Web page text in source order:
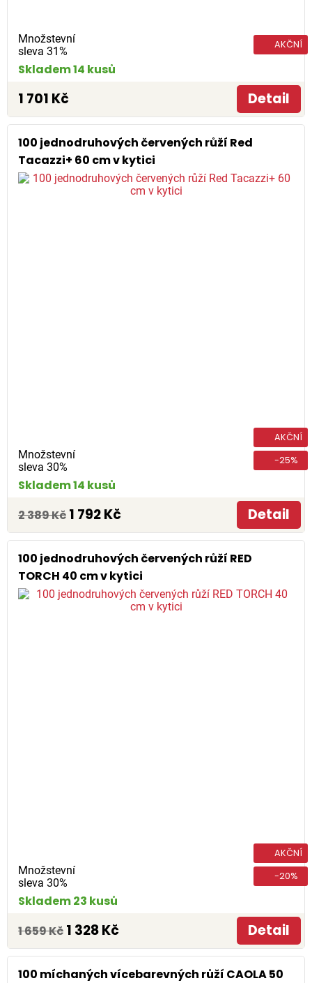
Množstevní
sleva 31%
AKČNÍ
Skladem 14 kusů
1 701 Kč Detail
100 jednodruhových červených růží Red
Tacazzi+ 60 cm v kytici
Množstevní
sleva 30%
AKČNÍ
-25%
Skladem 14 kusů
2 389 Kč 1 792 Kč Detail
100 jednodruhových červených růží RED
TORCH 40 cm v kytici
Množstevní
sleva 30%
AKČNÍ
-20%
Skladem 23 kusů
1 659 Kč 1 328 Kč Detail
100 míchaných vícebarevných růží CAOLA 50